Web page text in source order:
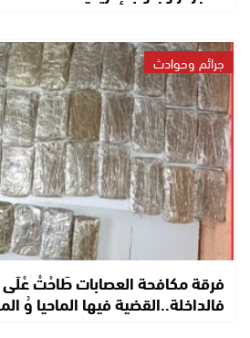
جرائم وحوادث
فالداخلة..القضية فيها الماحيا وُ